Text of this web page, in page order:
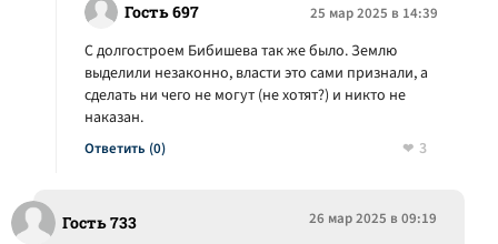
Гость 697 25 мар 2025 в 14:39
Ответить (0)
С долгостроем Бибишева так же было. Землю
выделили незаконно, власти это сами признали, а
сделать ни чего не могут (не хотят?) и никто не
наказан.
3
Гость 733 26 мар 2025 в 09:19